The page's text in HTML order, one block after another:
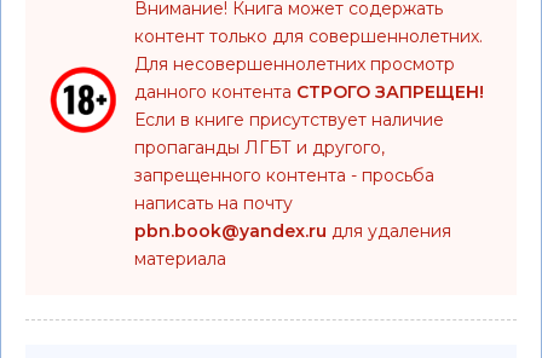
Внимание! Книга может содержать
контент только для совершеннолетних.
Для несовершеннолетних просмотр
данного контента СТРОГО ЗАПРЕЩЕН!
Если в книге присутствует наличие
пропаганды ЛГБТ и другого,
запрещенного контента - просьба
написать на почту
pbn.book@yandex.ru для удаления
материала